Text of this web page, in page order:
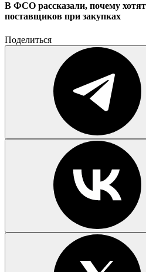
В ФСО рассказали, почему хотят
поставщиков при закупках
Поделиться